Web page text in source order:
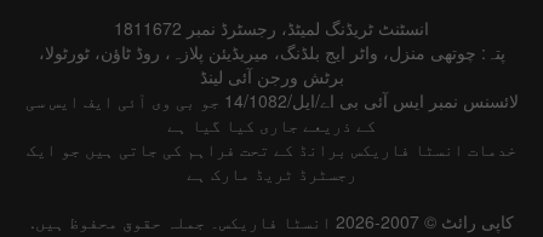
انسٹنٹ ٹریڈنگ لمیٹڈ، رجسٹرڈ نمبر 1811672
پتہ: چوتھی منزل، واٹر ایج بلڈنگ، میریڈیئن پلازہ، روڈ ٹاؤن، ٹورٹولا،
برٹش ورجن آئی لینڈ
لائسنس نمبر ایس آئی بی اے/ایل/14/1082 جو بی وی آئی ایف ایس سی
کے ذریعے جاری کیا گیا ہے
خدمات انسٹا فاریکس برانڈ کے تحت فراہم کی جاتی ہیں جو ایک
رجسٹرڈ ٹریڈ مارک ہے
کاپی رائٹ © 2007-2026 انسٹا فاریکس۔ جملہ حقوق محفوظ ہیں.